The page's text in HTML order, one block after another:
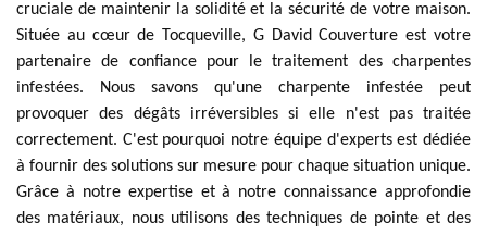
cruciale de maintenir la solidité et la sécurité de votre maison.
Située au cœur de Tocqueville, G David Couverture est votre
partenaire de confiance pour le traitement des charpentes
infestées. Nous savons qu'une charpente infestée peut
provoquer des dégâts irréversibles si elle n'est pas traitée
correctement. C'est pourquoi notre équipe d'experts est dédiée
à fournir des solutions sur mesure pour chaque situation unique.
Grâce à notre expertise et à notre connaissance approfondie
des matériaux, nous utilisons des techniques de pointe et des